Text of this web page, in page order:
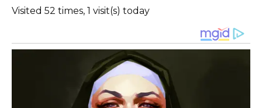
Visited 52 times, 1 visit(s) today